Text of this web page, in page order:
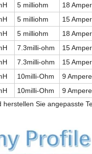
5 milliohm 18
5 milliohm 15
5 milliohm 18
7.3milli-ohm 15
7.3milli-ohm 15
10milli-Ohm 9 Ampere
10milli-Ohm 9 Ampere
Sie angepasste